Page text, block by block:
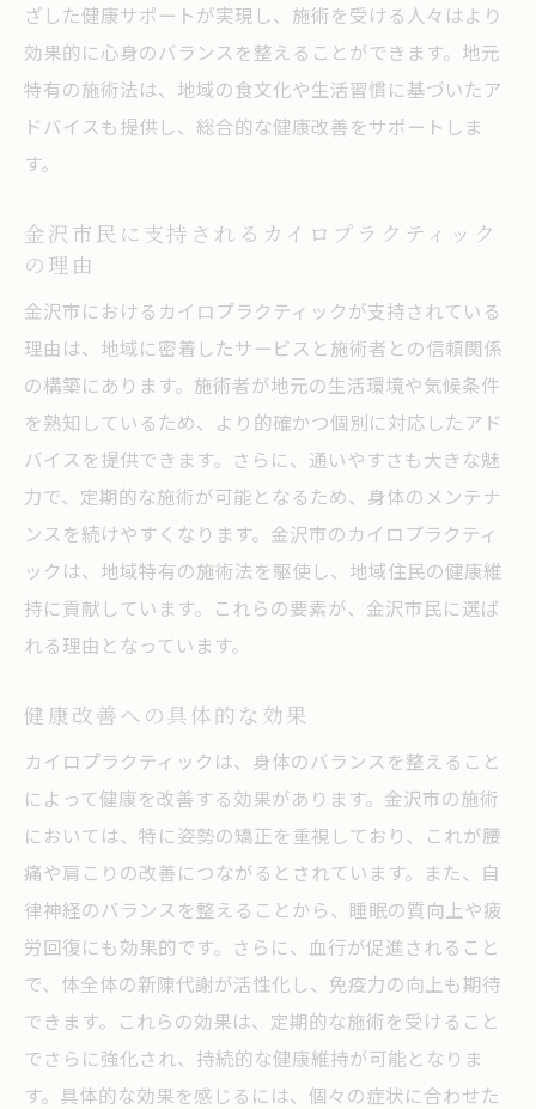
ざした健康サポートが実現し、施術を受ける人々はより
効果的に心身のバランスを整えることができます。地元
特有の施術法は、地域の食文化や生活習慣に基づいたア
ドバイスも提供し、総合的な健康改善をサポートしま
す。
金沢市民に支持されるカイロプラクティック
の理由
金沢市におけるカイロプラクティックが支持されている
理由は、地域に密着したサービスと施術者との信頼関係
の構築にあります。施術者が地元の生活環境や気候条件
を熟知しているため、より的確かつ個別に対応したアド
バイスを提供できます。さらに、通いやすさも大きな魅
力で、定期的な施術が可能となるため、身体のメンテナ
ンスを続けやすくなります。金沢市のカイロプラクティ
ックは、地域特有の施術法を駆使し、地域住民の健康維
持に貢献しています。これらの要素が、金沢市民に選ば
れる理由となっています。
健康改善への具体的な効果
カイロプラクティックは、身体のバランスを整えること
によって健康を改善する効果があります。金沢市の施術
においては、特に姿勢の矯正を重視しており、これが腰
痛や肩こりの改善につながるとされています。また、自
律神経のバランスを整えることから、睡眠の質向上や疲
労回復にも効果的です。さらに、血行が促進されること
で、体全体の新陳代謝が活性化し、免疫力の向上も期待
できます。これらの効果は、定期的な施術を受けること
でさらに強化され、持続的な健康維持が可能となりま
す。具体的な効果を感じるには、個々の症状に合わせた